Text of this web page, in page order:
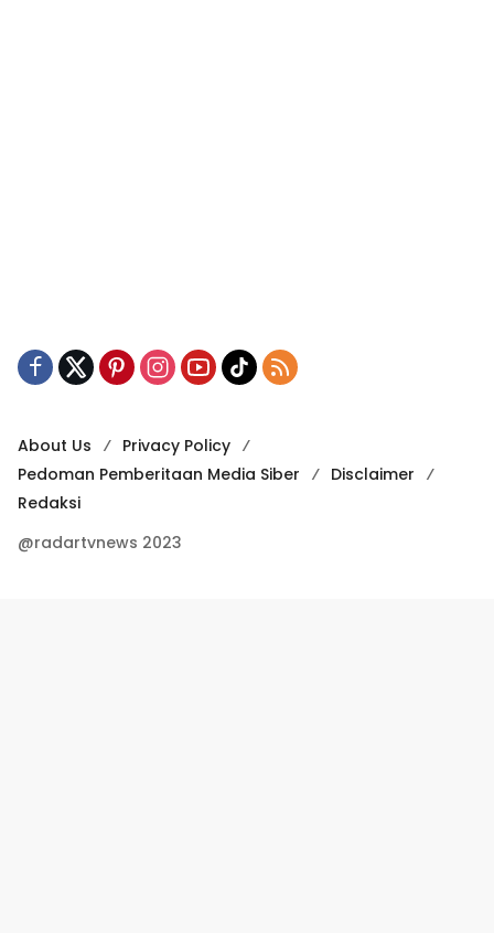
About Us
Privacy Policy
Pedoman Pemberitaan Media Siber
Disclaimer
Redaksi
@radartvnews 2023